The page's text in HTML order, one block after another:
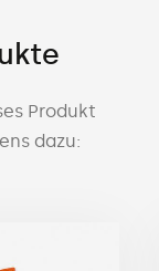
Produkt
dazu: